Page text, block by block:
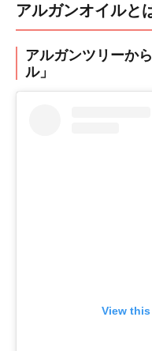
アルガンオイルと
アルガンツリーか
ル」
View